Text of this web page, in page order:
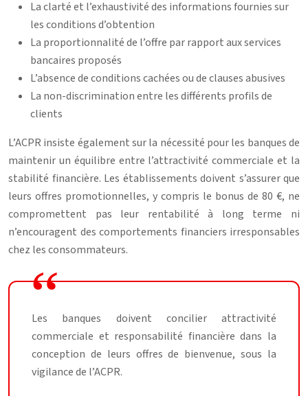
La clarté et l’exhaustivité des informations fournies sur
les conditions d’obtention
La proportionnalité de l’offre par rapport aux services
bancaires proposés
L’absence de conditions cachées ou de clauses abusives
La non-discrimination entre les différents profils de
clients
L’ACPR insiste également sur la nécessité pour les banques de
maintenir un équilibre entre l’attractivité commerciale et la
stabilité financière. Les établissements doivent s’assurer que
leurs offres promotionnelles, y compris le bonus de 80 €, ne
compromettent pas leur rentabilité à long terme ni
n’encouragent des comportements financiers irresponsables
chez les consommateurs.
Les banques doivent concilier attractivité
commerciale et responsabilité financière dans la
conception de leurs offres de bienvenue, sous la
vigilance de l’ACPR.